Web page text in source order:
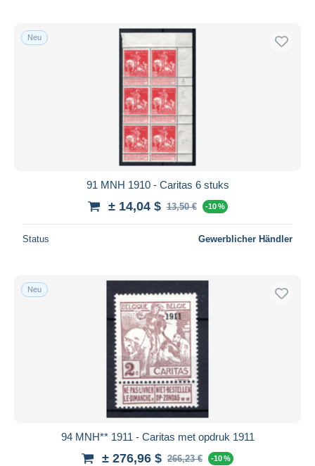
Neu
91 MNH 1910 - Caritas 6 stuks
± 14,04 $ 13,50 € -10 %
Status Gewerblicher Händler
Neu
94 MNH** 1911 - Caritas met opdruk 1911
± 276,96 $ 266,23 € -10 %